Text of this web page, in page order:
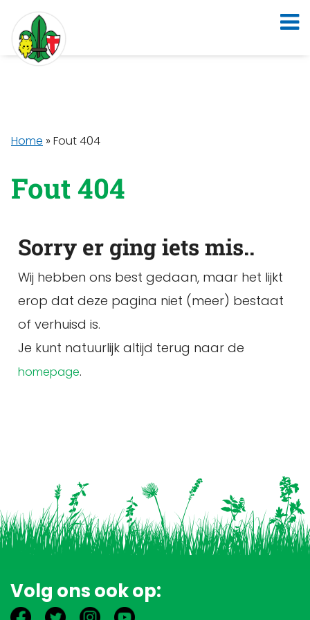
Home » Fout 404
Fout 404
Sorry er ging iets mis..
Wij hebben ons best gedaan, maar het lijkt
erop dat deze pagina niet (meer) bestaat
of verhuisd is.
Je kunt natuurlijk altijd terug naar de
homepage.
Volg ons ook op: